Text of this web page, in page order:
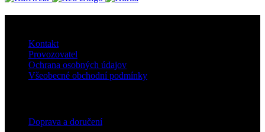
Kontakt
Provozovatel
Ochrana osobných údajov
Všeobecné obchodní podmínky
Doprava a doručení